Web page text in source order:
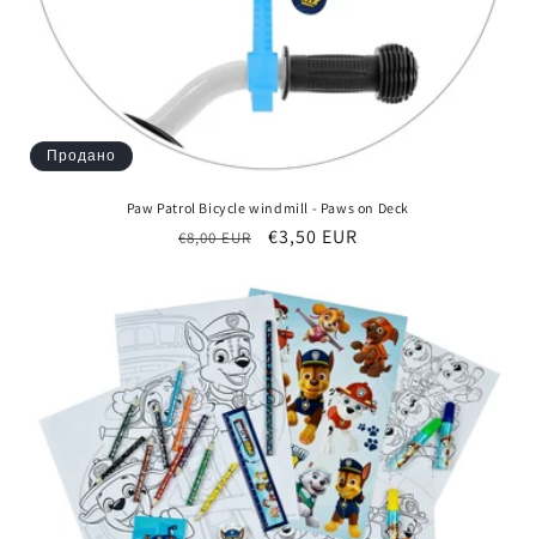
Продано
Paw Patrol Bicycle windmill - Paws on Deck
Обычная
€8,00 EUR
Цена
скидкой
€3,50 EUR